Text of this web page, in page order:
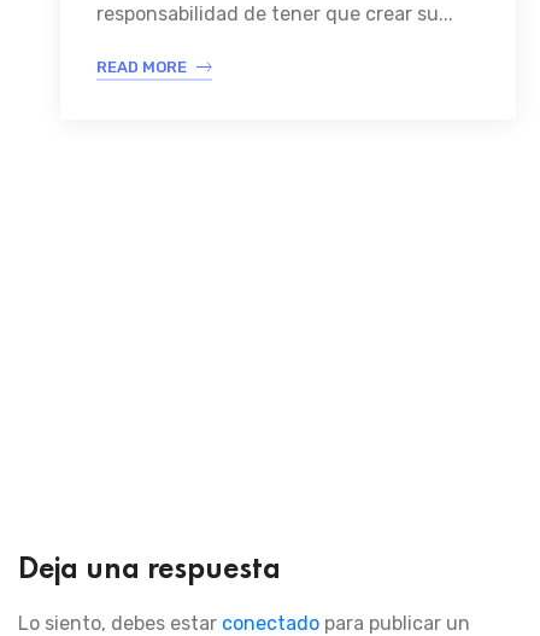
responsabilidad de tener que crear su...
READ MORE
Deja una respuesta
Lo siento, debes estar conectado para publicar un